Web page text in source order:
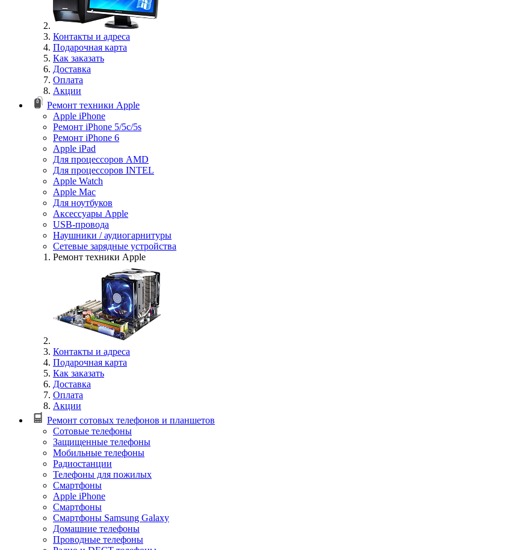
Контакты и адреса
Подарочная карта
Как заказать
Доставка
Оплата
Акции
Ремонт техники Apple
Apple iPhone
Ремонт iPhone 5/5c/5s
Ремонт iPhone 6
Apple iPad
Для процессоров AMD
Для процессоров INTEL
Apple Watch
Apple Mac
Для ноутбуков
Аксессуары Apple
USB-провода
Наушники / аудиогарнитуры
Сетевые зарядные устройства
Ремонт техники Apple
Контакты и адреса
Подарочная карта
Как заказать
Доставка
Оплата
Акции
Ремонт сотовых телефонов и планшетов
Сотовые телефоны
Защищенные телефоны
Мобильные телефоны
Радиостанции
Телефоны для пожилых
Смартфоны
Apple iPhone
Смартфоны
Смартфоны Samsung Galaxy
Домашние телефоны
Проводные телефоны